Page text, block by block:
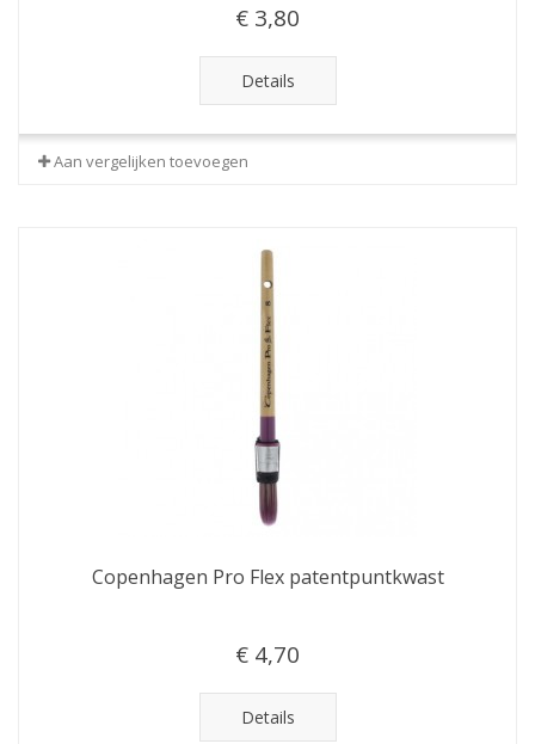
€ 3,80
Details
Aan vergelijken toevoegen
Copenhagen Pro Flex patentpuntkwast
€ 4,70
Details